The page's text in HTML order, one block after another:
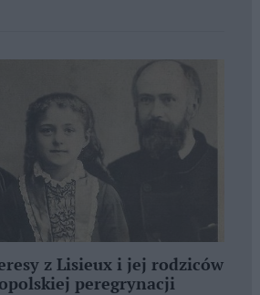
z Lisieux i jej rodziców
peregrynacji